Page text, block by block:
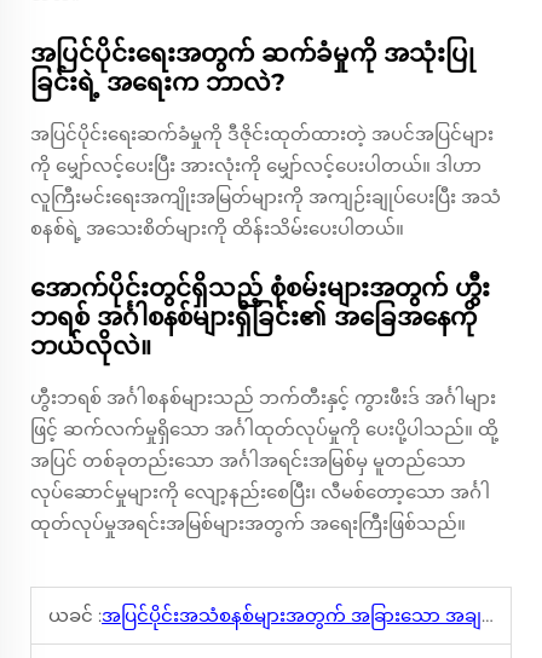
အပြင်ပိုင်းရေးအတွက် ဆက်ခံမှုကို အသုံးပြု
ခြင်းရဲ့ အရေးက ဘာလဲ?
အပြင်ပိုင်းရေးဆက်ခံမှုကို ဒီဇိုင်းထုတ်ထားတဲ့ အပင်အပြင်များ
ကို မျှော်လင့်ပေးပြီး အားလုံးကို မျှော်လင့်ပေးပါတယ်။ ဒါဟာ
လူကြီးမင်းရေးအကျိုးအမြတ်များကို အကျဉ်းချုပ်ပေးပြီး အသံ
စနစ်ရဲ့ အသေးစိတ်များကို ထိန်းသိမ်းပေးပါတယ်။
အောက်ပိုင်းတွင်ရှိသည့် စုံစမ်းများအတွက် ဟွီး
ဘရစ် အင်္ဂါစနစ်များရှိခြင်း၏ အခြေအနေကို
ဘယ်လိုလဲ။
ဟွီးဘရစ် အင်္ဂါစနစ်များသည် ဘက်တီးနှင့် ကွားဖီးဒ် အင်္ဂါများ
ဖြင့် ဆက်လက်မှုရှိသော အင်္ဂါထုတ်လုပ်မှုကို ပေးပို့ပါသည်။ ထို့
အပြင် တစ်ခုတည်းသော အင်္ဂါအရင်းအမြစ်မှ မူတည်သော
လုပ်ဆောင်မှုများကို လျော့နည်းစေပြီး၊ လီမစ်တော့သော အင်္ဂါ
ထုတ်လုပ်မှုအရင်းအမြစ်များအတွက် အရေးကြီးဖြစ်သည်။
ယခင် :အပြင်ပိုင်းအသံစနစ်များအတွက် အခြားသော အချက်အလက်များမှာ ဘာမျှလဲ အရေးကြီးသည်?